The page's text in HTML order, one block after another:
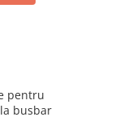
pentru
busbar